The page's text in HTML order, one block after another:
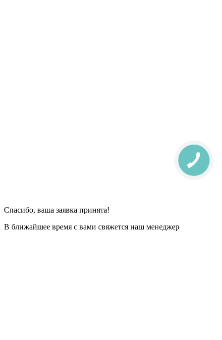
Спасибо, ваша заявка принята!
В ближайшее время с вами свяжется наш менеджер